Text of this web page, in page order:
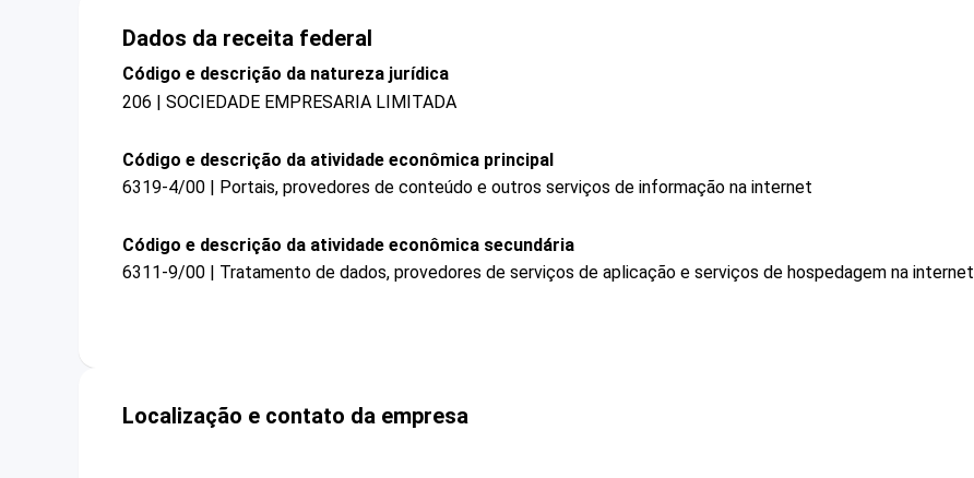
Dados da receita federal
Código e descrição da natureza jurídica
206 | SOCIEDADE EMPRESARIA LIMITADA
Código e descrição da atividade econômica principal
6319-4/00 | Portais, provedores de conteúdo e outros serviços de informação na internet
Código e descrição da atividade econômica secundária
6311-9/00 | Tratamento de dados, provedores de serviços de aplicação e serviços de hospedagem na internet
Localização e contato da empresa